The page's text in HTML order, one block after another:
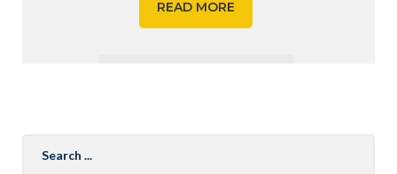
READ MORE
for: